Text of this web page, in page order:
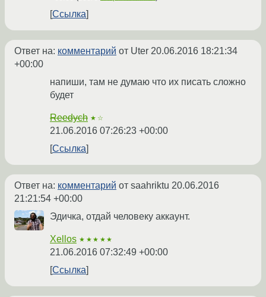
Ссылка
Ответ на: комментарий от Uter 20.06.2016 18:21:34
+00:00
напиши, там не думаю что их писать сложно
будет
Reedych ★☆
21.06.2016 07:26:23 +00:00
Ссылка
Ответ на: комментарий от saahriktu 20.06.2016
21:21:54 +00:00
Эдичка, отдай человеку аккаунт.
Xellos ★★★★★
21.06.2016 07:32:49 +00:00
Ссылка